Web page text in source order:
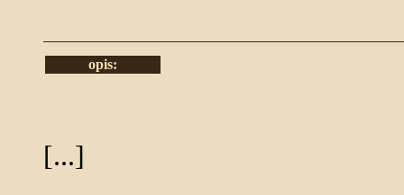
opis:
[...]